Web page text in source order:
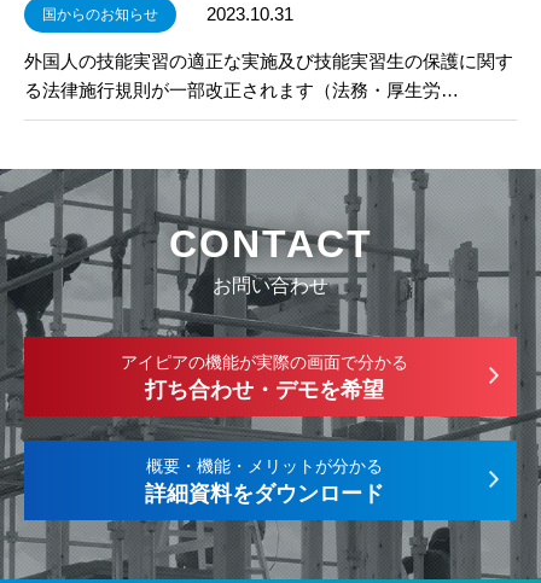
国からのお知らせ 2023.10.31
外国人の技能実習の適正な実施及び技能実習生の保護に関す
る法律施行規則が一部改正されます（法務・厚生労…
CONTACT
お問い合わせ
アイピアの機能が実際の画面で分かる
打ち合わせ・デモを希望
概要・機能・メリットが分かる
詳細資料をダウンロード